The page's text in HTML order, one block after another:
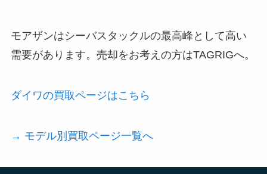
モアザンはシーバスタックルの最高峰として高い
需要があります。売却をお考えの方はTAGRIGへ。
ダイワの買取ページはこちら
→ モデル別買取ページ一覧へ